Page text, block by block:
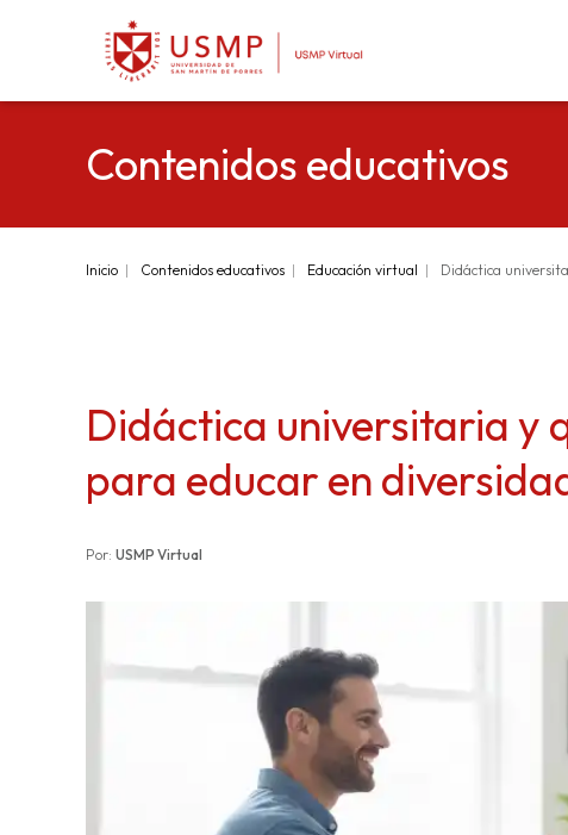
Contenidos educativos
Inicio Contenidos educativos Educación virtual Didáctica
Didáctica universitaria y
para educar en
Por: USMP Virtual